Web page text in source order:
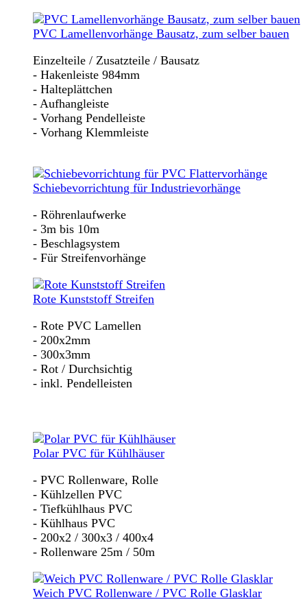
PVC Lamellenvorhänge Bausatz, zum selber bauen
Einzelteile / Zusatzteile / Bausatz
- Hakenleiste 984mm
- Halteplättchen
- Aufhangleiste
- Vorhang Pendelleiste
- Vorhang Klemmleiste
Schiebevorrichtung für Industrievorhänge
- Röhrenlaufwerke
- 3m bis 10m
- Beschlagsystem
- Für Streifenvorhänge
Rote Kunststoff Streifen
- Rote PVC Lamellen
- 200x2mm
- 300x3mm
- Rot / Durchsichtig
- inkl. Pendelleisten
Polar PVC für Kühlhäuser
- PVC Rollenware, Rolle
- Kühlzellen PVC
- Tiefkühlhaus PVC
- Kühlhaus PVC
- 200x2 / 300x3 / 400x4
- Rollenware 25m / 50m
Weich PVC Rollenware / PVC Rolle Glasklar